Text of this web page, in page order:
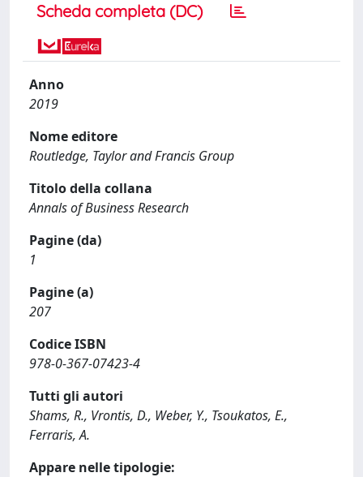
Scheda completa (DC)
Anno
2019
Nome editore
Routledge, Taylor and Francis Group
Titolo della collana
Annals of Business Research
Pagine (da)
1
Pagine (a)
207
Codice ISBN
978-0-367-07423-4
Tutti gli autori
Shams, R., Vrontis, D., Weber, Y., Tsoukatos, E.,
Ferraris, A.
Appare nelle tipologie: